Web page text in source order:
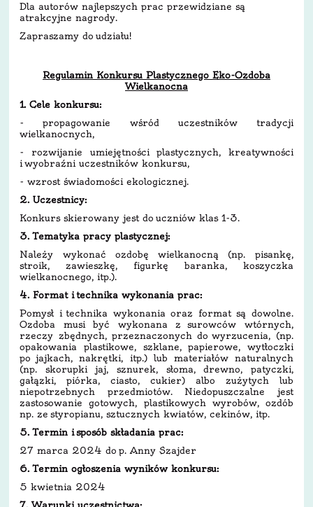
Dla autorów najlepszych prac przewidziane są
atrakcyjne nagrody.
Zapraszamy do udziału!
Regulamin Konkursu Plastycznego Eko-Ozdoba
Wielkanocna
1. Cele konkursu:
- propagowanie wśród uczestników tradycji
wielkanocnych,
- rozwijanie umiejętności plastycznych, kreatywności
i wyobraźni uczestników konkursu,
- wzrost świadomości ekologicznej.
2. Uczestnicy:
Konkurs skierowany jest do uczniów klas 1-3.
3. Tematyka pracy plastycznej:
Należy wykonać ozdobę wielkanocną (np. pisankę,
stroik, zawieszkę, figurkę baranka, koszyczka
wielkanocnego, itp.).
4. Format i technika wykonania prac:
Pomysł i technika wykonania oraz format są dowolne.
Ozdoba musi być wykonana z surowców wtórnych,
rzeczy zbędnych, przeznaczonych do wyrzucenia, (np.
opakowania plastikowe, szklane, papierowe, wytłoczki
po jajkach, nakrętki, itp.) lub materiałów naturalnych
(np. skorupki jaj, sznurek, słoma, drewno, patyczki,
gałązki, piórka, ciasto, cukier) albo zużytych lub
niepotrzebnych przedmiotów. Niedopuszczalne jest
zastosowanie gotowych, plastikowych wyrobów, ozdób
np. ze styropianu, sztucznych kwiatów, cekinów, itp.
5. Termin i sposób składania prac:
27 marca 2024 do p. Anny Szajder
6. Termin ogłoszenia wyników konkursu:
5 kwietnia 2024